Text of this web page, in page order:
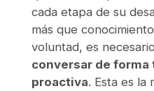
cada etapa de su
más que
voluntad, es necesario
conversar de
proactiva. Esta es la